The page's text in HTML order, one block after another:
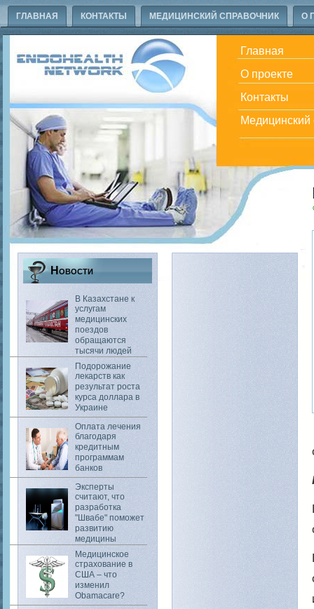
ГЛАВНАЯ КОНТАКТЫ МЕДИЦИНСКИЙ СПРАВОЧНИК О
Главная
О проекте
Контакты
Медицинский
Новости
В Казахстане к
услугам
медицинских
поездов
обращаются
тысячи людей
Подорожание
лекарств как
результат роста
курса доллара в
Украине
Оплата лечения
благодаря
кредитным
программам
банков
Эксперты
считают, что
разработка
"Швабе" поможет
развитию
медицины
Медицинское
страхование в
США – что
изменил
Obamacare?